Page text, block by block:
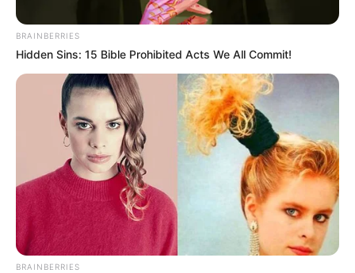
P
r
b
e
BRAINBERRIES
Hidden Sins: 15 Bible Prohibited Acts We All Commit!
BRAINBERRIES